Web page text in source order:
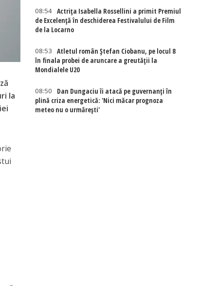
la
08:54 Actriţa Isabella Rossellini a primit Premiul
de Excelenţă în deschiderea Festivalului de Film
de la Locarno
08:53
Atletul român Ștefan Ciobanu, pe locul 8
în finala probei de aruncare a greutății la
Mondialele U20
08:50
Dan Dungaciu îi atacă pe guvernanți în
plină criza energetică: 'Nici măcar prognoza
meteo nu o urmărești'